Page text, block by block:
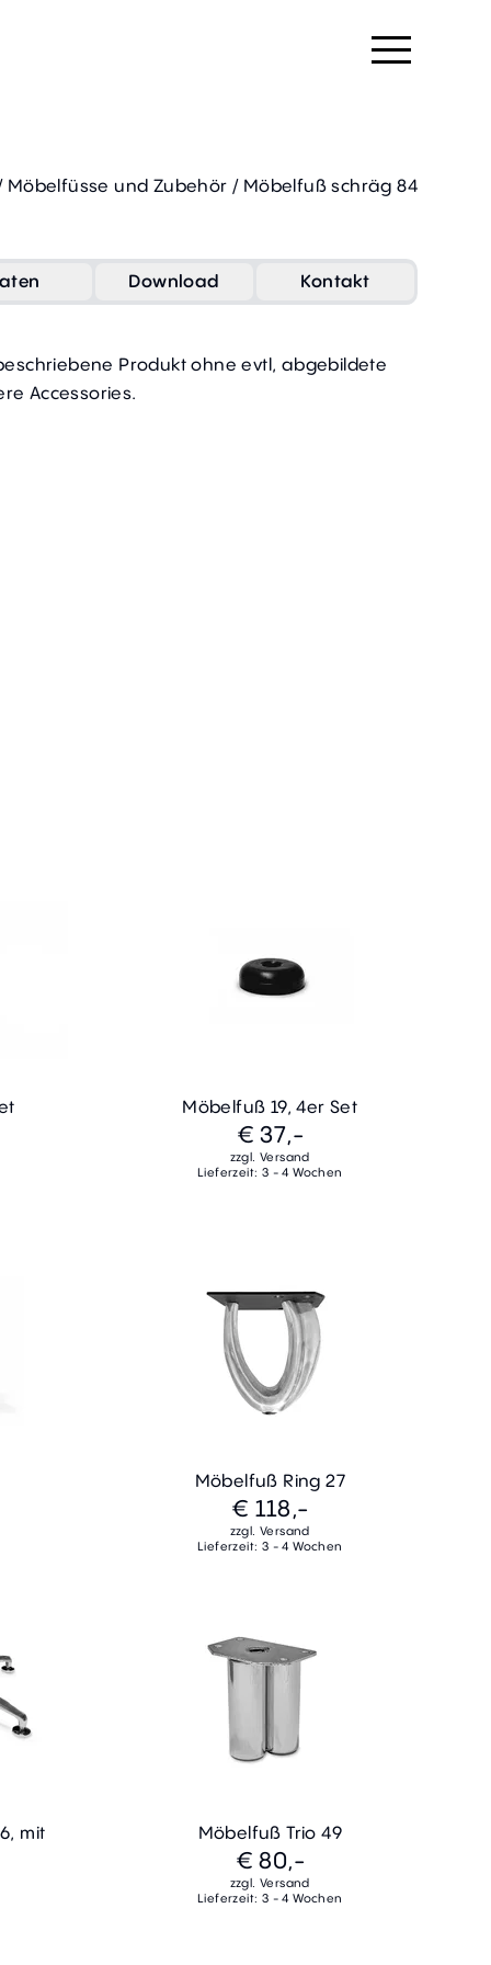
Möbelfüsse und Zubehör / Möbelfuß schräg 84
Download Kontakt
Produkt ohne evtl, abgebildete
Accessories.
Möbelfuß 19, 4er Set
€ 37,-
zzgl. Versand
Lieferzeit: 3 - 4 Wochen
Möbelfuß Ring 27
€ 118,-
zzgl. Versand
Lieferzeit: 3 - 4 Wochen
mit Möbelfuß Trio 49
€ 80,-
zzgl. Versand
Lieferzeit: 3 - 4 Wochen